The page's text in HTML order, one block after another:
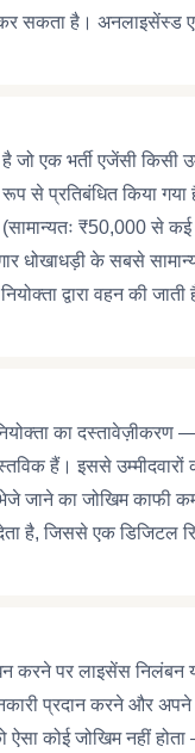
सकता है। अनलाइसेंस्ड
जो एक भर्ती एजेंसी
से प्रतिबंधित किया
₹50,000 से कई
धोखाधड़ी के सबसे
द्वारा वहन की जाती
का
हैं। इससे उम्मीदवारों
जाने का जोखिम काफी
है, जिससे एक डिजिटल
करने पर लाइसेंस निलंबन
प्रदान करने और
ऐसा कोई जोखिम नहीं